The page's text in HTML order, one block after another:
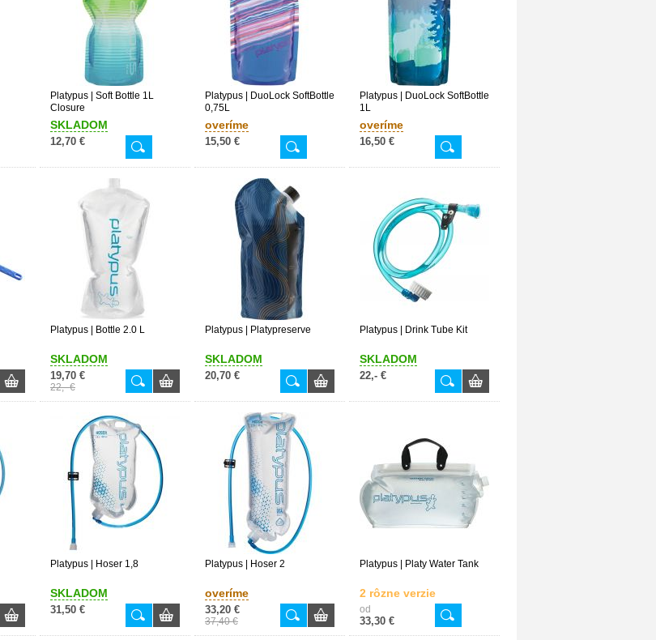
Platypus | Soft Bottle 1L
Closure
SKLADOM
12,70 €
Platypus | DuoLock SoftBottle
0,75L
overíme
15,50 €
Platypus | DuoLock SoftBottle
1L
overíme
16,50 €
Platypus | Bottle 2.0 L
SKLADOM
19,70 €
22,- €
Platypus | Platypreserve
SKLADOM
20,70 €
Platypus | Drink Tube Kit
SKLADOM
22,- €
Platypus | Hoser 1,8
SKLADOM
31,50 €
Platypus | Hoser 2
overíme
33,20 €
37,40 €
Platypus | Platy Water Tank
2 rôzne verzie
od
33,30 €